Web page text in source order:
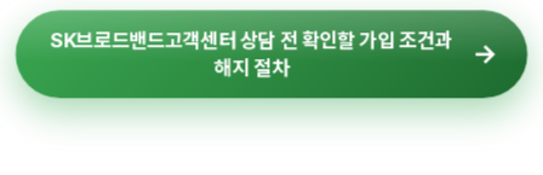
SK브로드밴드고객센터 상담 전 확인할 가입 조건과
해지 절차